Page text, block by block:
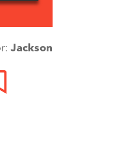
Jackson